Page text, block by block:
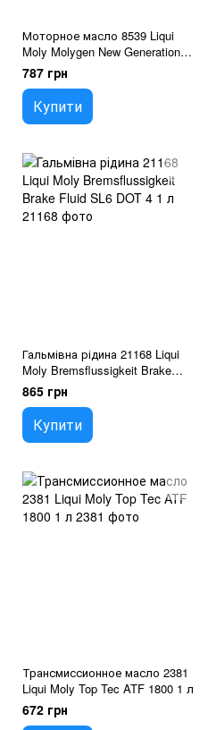
Моторное масло 8539 Liqui
Moly Molygen New Generation
5W-20 1 л
787 грн
Купити
Гальмівна рідина 21168 Liqui
Moly Bremsflussigkeit Brake
Fluid SL6 DOT 4 1 л
865 грн
Купити
Трансмиссионное масло 2381
Liqui Moly Top Tec ATF 1800 1 л
672 грн